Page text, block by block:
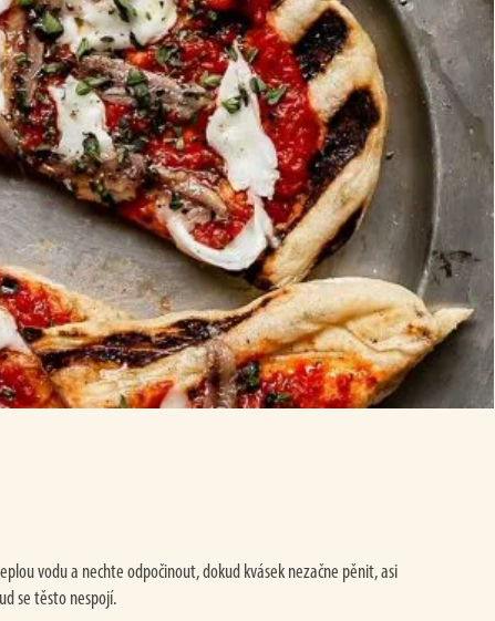
vodu a nechte odpočinout, dokud kvásek nezačne pěnit, asi
se těsto nespojí.